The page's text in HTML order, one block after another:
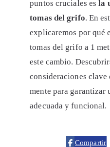
puntos cruciales esla
tomas del grifo. En
explicaremos por qué
tomas del grifo a 1
este cambio.
consideraciones clave
mente para garantizar
adecuada y funcional.
Compartir